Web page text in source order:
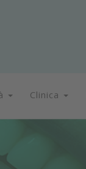
Clinica